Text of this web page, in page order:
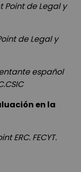
Point de Legal y
de Legal y
español
en la
ERC. FECYT.